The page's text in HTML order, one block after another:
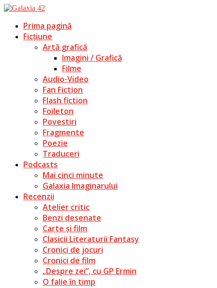
Prima pagină
Ficțiune
Artă grafică
Imagini / Grafică
Filme
Audio-Video
Fan Fiction
Flash fiction
Foileton
Povestiri
Fragmente
Poezie
Traduceri
Podcasts
Mai cinci minute
Galaxia Imaginarului
Recenzii
Atelier critic
Benzi desenate
Carte și film
Clasicii Literaturii Fantasy
Cronici de jocuri
Cronici de film
„Despre zei”, cu GP Ermin
O falie în timp